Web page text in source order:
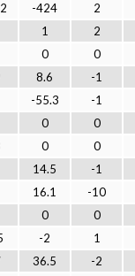
-424
2
1
2
0
0
8.6
-1
-55.3
-1
0
0
0
0
14.5
-1
16.1
-10
0
0
-2
1
36.5
-2